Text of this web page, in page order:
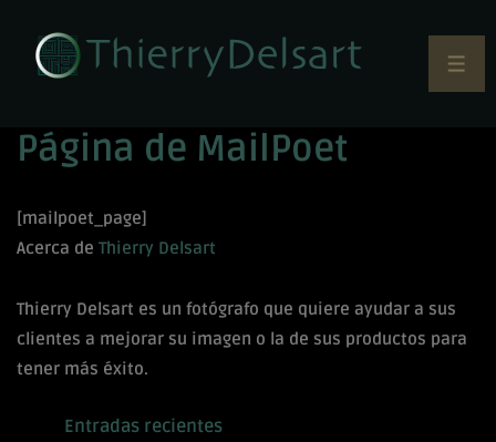
Página de MailPoet
[mailpoet_page]
Acerca de Thierry Delsart
Thierry Delsart es un fotógrafo que quiere ayudar a sus
clientes a mejorar su imagen o la de sus productos para
tener más éxito.
Entradas recientes